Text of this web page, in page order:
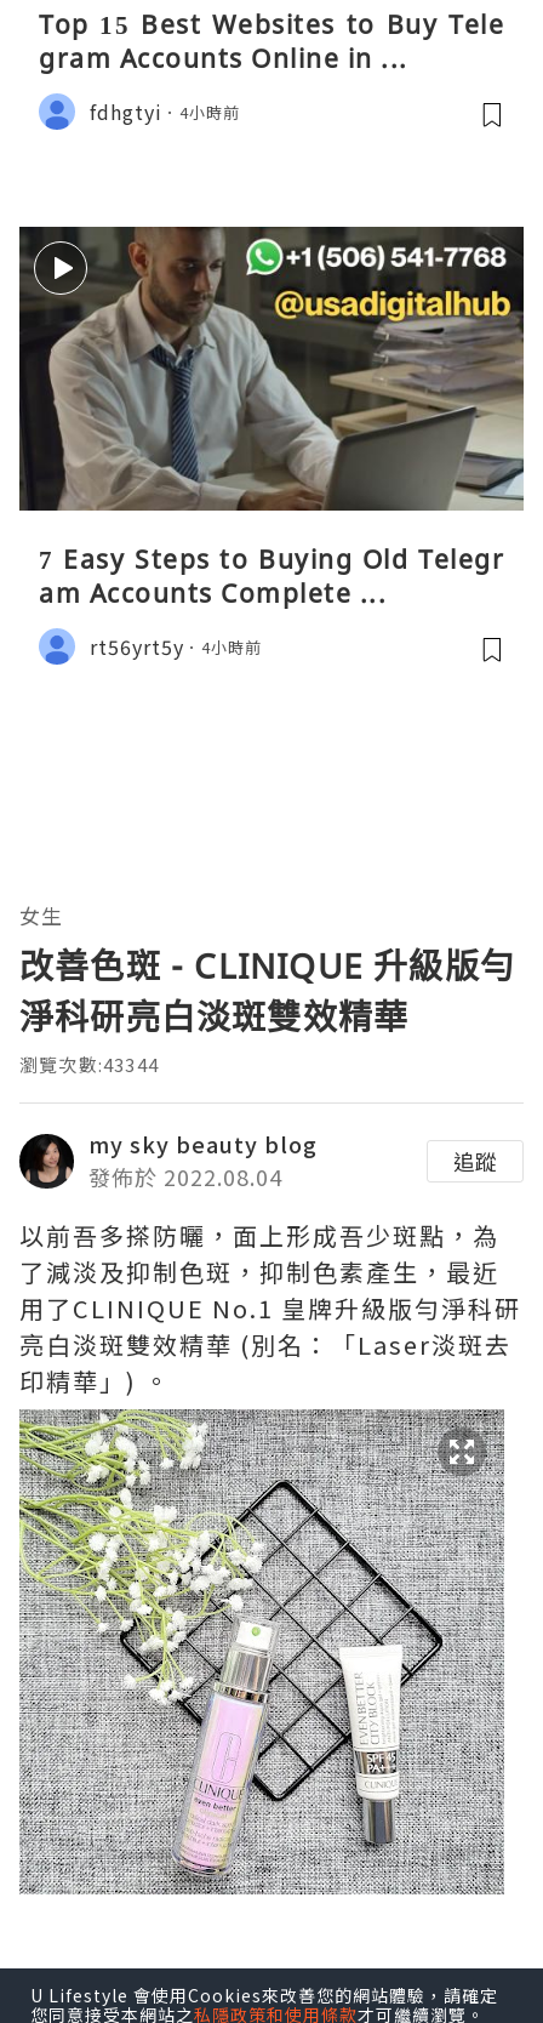
Top 15 Best Websites to Buy Tele
gram Accounts Online in ...
fdhgtyi 4小時前
7 Easy Steps to Buying Old Telegr
am Accounts Complete ...
rt56yrt5y 4小時前
女生
改善色斑 - CLINIQUE 升級版勻
淨科研亮白淡斑雙效精華
瀏覽次數:43344
my sky beauty blog
發佈於 2022.08.04
追蹤
以前吾多搽防曬，面上形成吾少斑點，為
了減淡及抑制色斑，抑制色素產生，最近
用了CLINIQUE No.1 皇牌升級版勻淨科研
亮白淡斑雙效精華 (別名：「Laser淡斑去
印精華」) 。
U Lifestyle 會使用Cookies來改善您的網站體驗，請確定
您同意接受本網站之私隱政策和使用條款才可繼續瀏覽。